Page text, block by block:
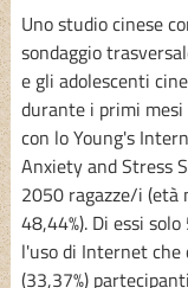
Uno studio cinese
sondaggio
e gli adolescenti
durante i primi
con lo Young's
Anxiety and Stress
2050 ragazze/i (età
48,44%). Di essi
l'uso di Internet che
(33,37%)